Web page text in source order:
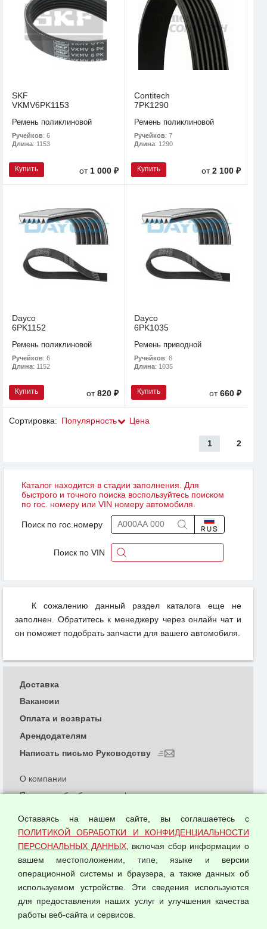
SKF
VKMV6PK1153
Ремень поликлиновой
Ручейков: 6
Длина: 1153
Купить от 1 000 ₽
Contitech
7PK1290
Ремень поликлиновой
Ручейков: 7
Длина: 1290
Купить от2 100 ₽
Dayco
6PK1152
Ремень поликлиновой
Ручейков: 6
Длина: 1152
Купить от820 ₽
Dayco
6PK1035
Ремень приводной
Ручейков: 6
Длина: 1035
Купить от660 ₽
Сортировка: Популярность Цена
1 2
Каталог находится в стадии заполнения. Для
быстрого и точного поиска воспользуйтесь поиском
по гос. номеру или VIN номеру автомобиля.
Поиск по гос.номеру
Поиск по VIN
К сожалению данный раздел каталога еще не
заполнен. Обратитесь к менеджеру через онлайн чат и
он поможет подобрать запчасти для вашего автомобиля.
© 2026 ООО "Феникс"
О компании
Политика обработки и конфиденциальности
Согласием на обработку персональных данных
Оферта оптовой купли-продажи
Публичная оферта
Доставка
Вакансии
Оплата и возвраты
Арендодателям
Написать письмо Руководству
Оставаясь на нашем сайте, вы соглашаетесь с
ПОЛИТИКОЙ ОБРАБОТКИ И КОНФИДЕНЦИАЛЬНОСТИ
ПЕРСОНАЛЬНЫХ ДАННЫХ, включая сбор информации о
вашем местоположении, типе, языке и версии
операционной системы и браузера, а также данных об
используемом устройстве. Эти сведения используются
для предоставления наших услуг и улучшения качества
работы веб-сайта и сервисов.